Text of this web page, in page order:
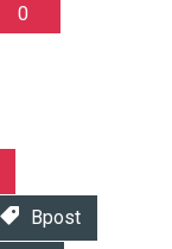
0
Bpost